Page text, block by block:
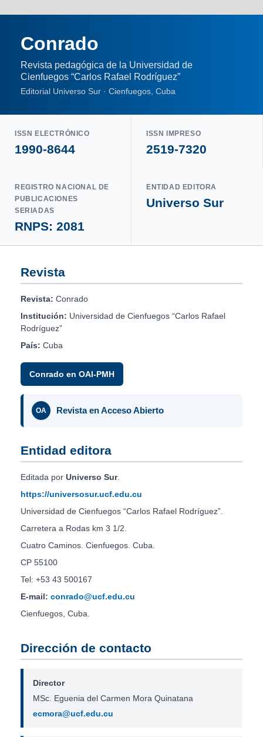
Conrado
Revista pedagógica de la Universidad de
Cienfuegos “Carlos Rafael Rodríguez”
Editorial Universo Sur · Cienfuegos, Cuba
ISSN ELECTRÓNICO
1990-8644
ISSN IMPRESO
2519-7320
REGISTRO NACIONAL DE
PUBLICACIONES
SERIADAS
RNPS: 2081
ENTIDAD EDITORA
Universo Sur
Revista
Revista: Conrado
Institución: Universidad de Cienfuegos “Carlos Rafael
Rodríguez”
País: Cuba
Conrado en OAI-PMH
OA Revista en Acceso Abierto
Entidad editora
Editada por Universo Sur.
https://universosur.ucf.edu.cu
Universidad de Cienfuegos “Carlos Rafael Rodríguez”.
Carretera a Rodas km 3 1/2.
Cuatro Caminos. Cienfuegos. Cuba.
CP 55100
Tel: +53 43 500167
E-mail: conrado@ucf.edu.cu
Cienfuegos, Cuba.
Dirección de contacto
Director
MSc. Eguenia del Carmen Mora Quinatana
ecmora@ucf.edu.cu